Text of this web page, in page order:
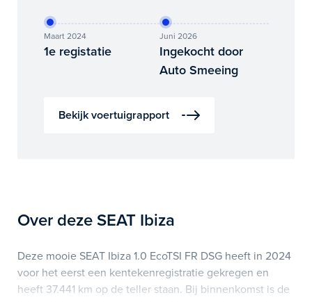
Maart 2024
1e registatie
Juni 2026
Ingekocht door
Auto Smeeing
Bekijk voertuigrapport
Over deze SEAT Ibiza
Deze mooie SEAT Ibiza 1.0 EcoTSI FR DSG heeft in 2024
voor het eerst een kentekenregistratie gekregen en
heeft 37.441 km op de teller staan. Bij binnenkomst is de